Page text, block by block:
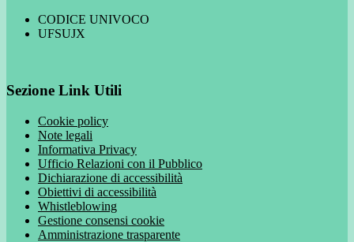
CODICE UNIVOCO
UFSUJX
Sezione Link Utili
Cookie policy
Note legali
Informativa Privacy
Ufficio Relazioni con il Pubblico
Dichiarazione di accessibilità
Obiettivi di accessibilità
Whistleblowing
Gestione consensi cookie
Amministrazione trasparente